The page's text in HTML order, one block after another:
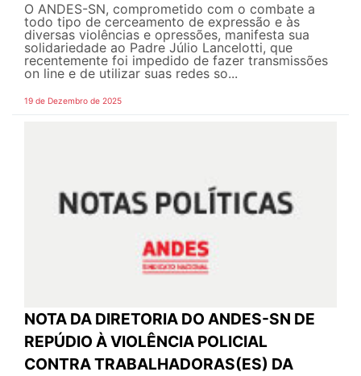
O ANDES-SN, comprometido com o combate a
todo tipo de cerceamento de expressão e às
diversas violências e opressões, manifesta sua
solidariedade ao Padre Júlio Lancelotti, que
recentemente foi impedido de fazer transmissões
on line e de utilizar suas redes so...
19 de Dezembro de 2025
NOTA DA DIRETORIA DO ANDES-SN DE
REPÚDIO À VIOLÊNCIA POLICIAL
CONTRA TRABALHADORAS(ES) DA